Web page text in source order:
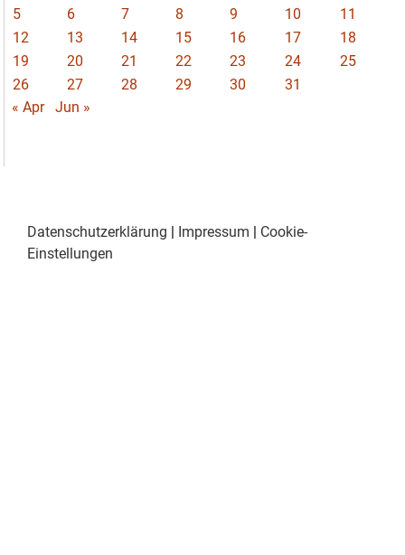
5
6 7 8 9 10
11
12
13 14 15 16 17
18
19
20 21 22 23 24
25
26
27 28 29 30
31
« Apr
Jun »
Datenschutzerklärung | Impressum | Cookie-
Einstellungen